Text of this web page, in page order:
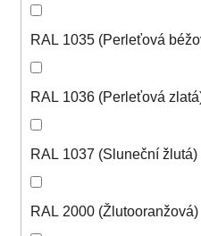
RAL 1035 (Perleťová
RAL 1036 (Perleťová
RAL 1037 (Sluneční žlutá)
RAL 2000 (Žlutooranžová)